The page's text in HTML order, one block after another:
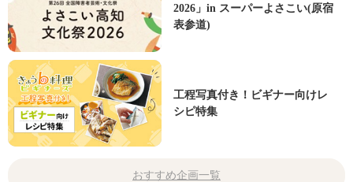
2026」in スーパーよさこい(原宿
表参道)
工程写真付き！ビギナー向けレ
シピ特集
おすすめ企画一覧